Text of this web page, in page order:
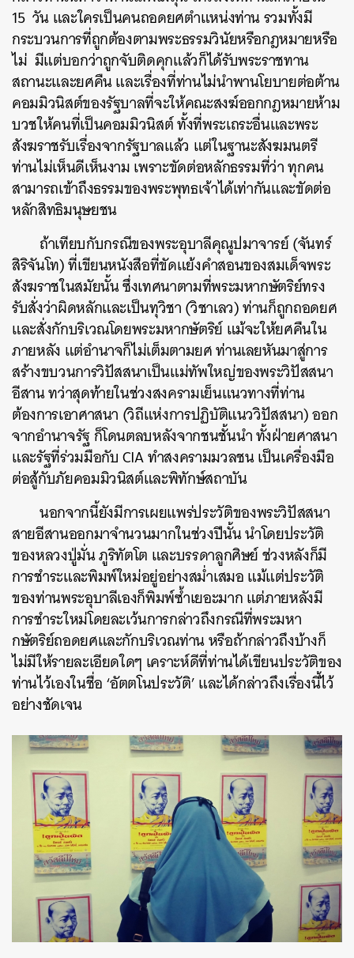
15 วัน และใครเป็นคนถอดยศตำแหน่งท่าน รวมทั้งมี
กระบวนการที่ถูกต้องตามพระธรรมวินัยหรือกฎหมายหรือ
ไม่ มีแต่บอกว่าถูกจับติดคุกแล้วก็ได้รับพระราชทาน
สถานะและยศคืน และเรื่องที่ท่านไม่นำพานโยบายต่อต้าน
คอมมิวนิสต์ของรัฐบาลที่จะให้คณะสงฆ์ออกกฎหมายห้าม
บวชให้คนที่เป็นคอมมิวนิสต์ ทั้งที่พระเถระอื่นและพระ
สังฆราชรับเรื่องจากรัฐบาลแล้ว แต่ในฐานะสังฆมนตรี
ท่านไม่เห็นดีเห็นงาม เพราะขัดต่อหลักธรรมที่ว่า ทุกคน
สามารถเข้าถึงธรรมของพระพุทธเจ้าได้เท่ากันและขัดต่อ
หลักสิทธิมนุษยชน
ถ้าเทียบกับกรณีของพระอุบาลีคุณูปมาจารย์ (จันทร์
สิริจันโท) ที่เขียนหนังสือที่ขัดแย้งคำสอนของสมเด็จพระ
สังฆราชในสมัยนั้น ซึ่งเทศนาตามที่พระมหากษัตริย์ทรง
รับสั่งว่าผิดหลักและเป็นทุวิชา (วิชาเลว) ท่านก็ถูกถอดยศ
และสั่งกักบริเวณโดยพระมหากษัตริย์ แม้จะให้ยศคืนใน
ภายหลัง แต่อำนาจก็ไม่เต็มตามยศ ท่านเลยหันมาสู่การ
สร้างขบวนการวิปัสสนาเป็นแม่ทัพใหญ่ของพระวิปัสสนา
อีสาน ทว่าสุดท้ายในช่วงสงครามเย็นแนวทางที่ท่าน
ต้องการเอาศาสนา (วิถีแห่งการปฏิบัติแนววิปัสสนา) ออก
จากอำนาจรัฐ ก็โดนตลบหลังจากชนชั้นนำ ทั้งฝ่ายศาสนา
และรัฐที่ร่วมมือกับ CIA ทำสงครามมวลชน เป็นเครื่องมือ
ต่อสู้กับภัยคอมมิวนิสต์และพิทักษ์สถาบัน
นอกจากนี้ยังมีการเผยแพร่ประวัติของพระวิปัสสนา
สายอีสานออกมาจำนวนมากในช่วงปีนั้น นำโดยประวัติ
ของหลวงปู่มั่น ภูริทัตโต และบรรดาลูกศิษย์ ช่วงหลังก็มี
การชำระและพิมพ์ใหม่อยู่อย่างสม่ำเสมอ แม้แต่ประวัติ
ของท่านพระอุบาลีเองก็พิมพ์ซ้ำเยอะมาก แต่ภายหลังมี
การชำระใหม่โดยละเว้นการกล่าวถึงกรณีที่พระมหา
กษัตริย์ถอดยศและกักบริเวณท่าน หรือถ้ากล่าวถึงบ้างก็
ไม่มีให้รายละเอียดใดๆ เคราะห์ดีที่ท่านได้เขียนประวัติของ
ท่านไว้เองในชื่อ ‘อัตตโนประวัติ’ และได้กล่าวถึงเรื่องนี้ไว้
อย่างชัดเจน
SHARE TWEET LINE EMAIL